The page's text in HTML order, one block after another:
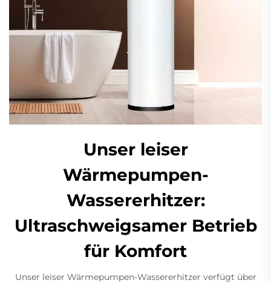
Unser leiser
Wärmepumpen-
Wassererhitzer:
Ultraschweigsamer Betrieb
für Komfort
Unser leiser Wärmepumpen-Wassererhitzer verfügt über